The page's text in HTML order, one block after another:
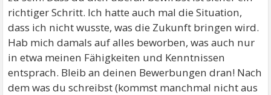
richtiger Schritt. Ich hatte auch mal die Situation,
dass ich nicht wusste, was die Zukunft bringen wird.
Hab mich damals auf alles beworben, was auch nur
in etwa meinen Fähigkeiten und Kenntnissen
entsprach. Bleib an deinen Bewerbungen dran! Nach
dem was du schreibst (kommst manchmal nicht aus